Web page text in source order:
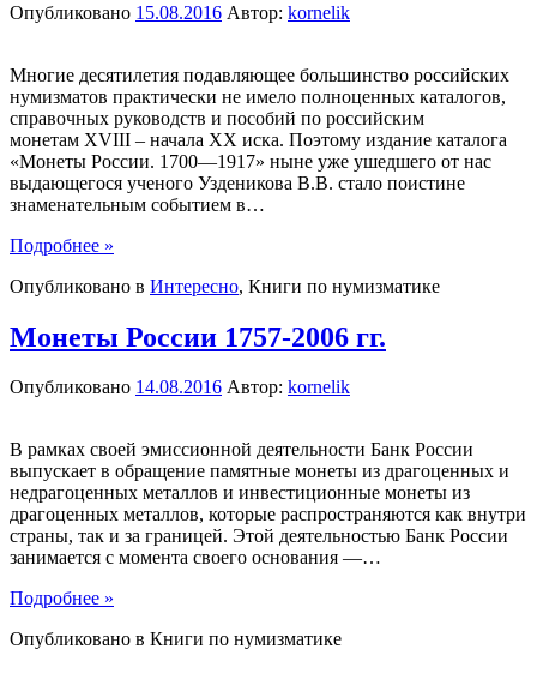
Опубликовано 15.08.2016 Автор: kornelik
Многие десятилетия подавляющее большинство российских
нумизматов практически не имело полноценных каталогов,
справочных руководств и пособий по российским
монетам XVIII – начала XX иска. Поэтому издание каталога
«Монеты России. 1700—1917» ныне уже ушедшего от нас
выдающегося ученого Узденикова В.В. стало поистине
знаменательным событием в…
Подробнее »
Опубликовано в Интересно, Книги по нумизматике
Монеты России 1757-2006 гг.
Опубликовано 14.08.2016 Автор: kornelik
В рамках своей эмиссионной деятельности Банк России
выпускает в обращение памятные монеты из драгоценных и
недрагоценных металлов и инвестиционные монеты из
драгоценных металлов, которые распространяются как внутри
страны, так и за границей. Этой деятельностью Банк России
занимается с момента своего основания —…
Подробнее »
Опубликовано в Книги по нумизматике